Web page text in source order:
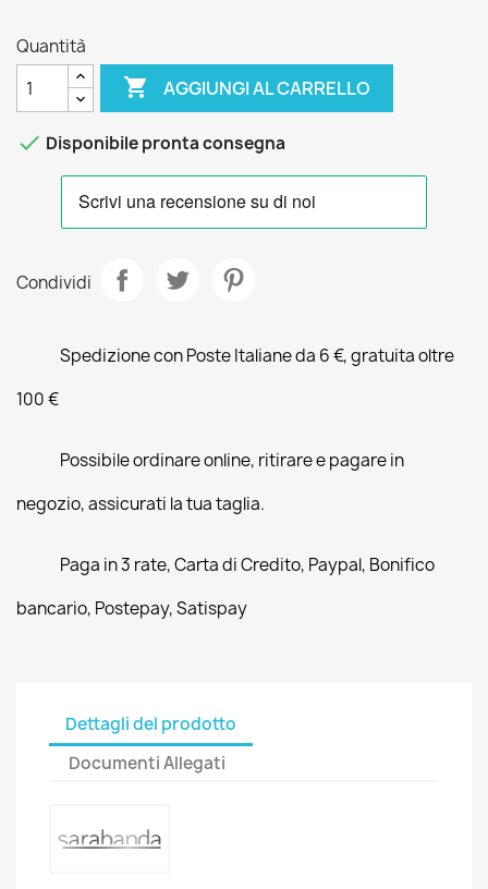
Quantità
 AGGIUNGI AL CARRELLO
 Disponibile pronta consegna
Condividi
Spedizione con Poste Italiane da 6 €, gratuita oltre
100 €
Possibile ordinare online, ritirare e pagare in
negozio, assicurati la tua taglia.
Paga in 3 rate, Carta di Credito, Paypal, Bonifico
bancario, Postepay, Satispay
Dettagli del prodotto
Documenti Allegati